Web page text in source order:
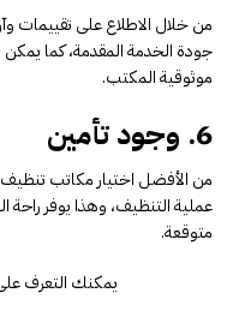
من خلال الاطلاع على تقييمات
جودة الخدمة المقدمة، كما
موثوقية المكتب.
6. وجود تأمين
من الأفضل اختيار مكاتب
عملية التنظيف، وهذا يوفر راحة
متوقعة.
يمكنك التعرف